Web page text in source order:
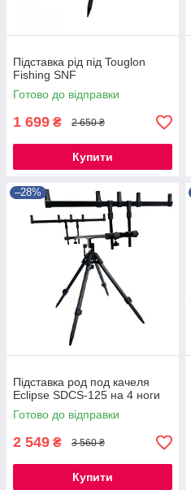
Підставка рід під Touglon
Fishing SNF
Готово до відправки
1 699 ₴ 2 650 ₴
Купити
–28%
Підставка род под качеля
Eclipse SDCS-125 на 4 ноги
Готово до відправки
2 549 ₴ 3 560 ₴
Купити